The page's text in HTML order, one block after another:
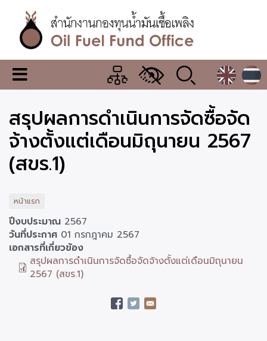
เนื้อหา
หลักสำนักงาน
กองทุน
น้ำมัน
เชื้อ
เพลิง
เมนู
เปลี่ยน
แสดง
ผล
สรุปผลการดำเนินการจัดซื้อจัด
จ้างตั้งแต่เดือนมิถุนายน 2567
(สขร.1)
หน้าแรก
ปีงบประมาณ 2567
วันที่ประกาศ 01 กรกฎาคม 2567
เอกสารที่เกี่ยวข้อง
สรุปผลการดำเนินการจัดซื้อจัดจ้างตั้งแต่เดือนมิถุนายน
2567 (สขร.1)